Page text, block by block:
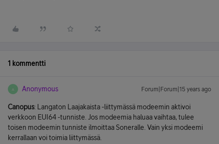
1 kommentti
A Anonymous Forum|Forum|15 years ago
Canopus: Langaton Laajakaista -liittymässä modeemin aktivoi
verkkoon EUI64 -tunniste. Jos modeemia haluaa vaihtaa, tulee
toisen modeemin tunniste ilmoittaa Soneralle. Vain yksi modeemi
kerrallaan voi toimia liittymässä.